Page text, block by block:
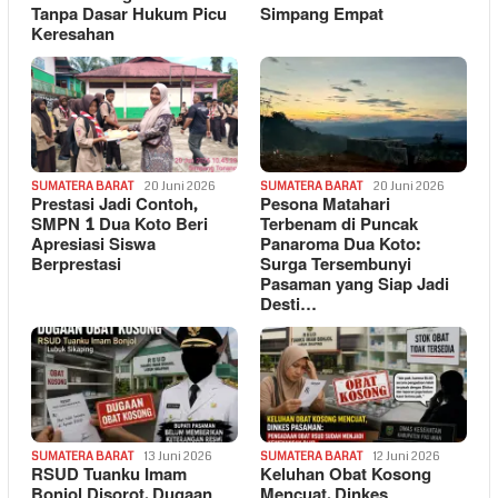
Tanpa Dasar Hukum Picu
Keresahan
Simpang Empat
SUMATERA BARAT 20 Juni 2026
Prestasi Jadi Contoh,
SMPN 1 Dua Koto Beri
Apresiasi Siswa
Berprestasi
SUMATERA BARAT 20 Juni 2026
Pesona Matahari
Terbenam di Puncak
Panaroma Dua Koto:
Surga Tersembunyi
Pasaman yang Siap Jadi
Desti…
SUMATERA BARAT 13 Juni 2026
RSUD Tuanku Imam
SUMATERA BARAT 12 Juni 2026
Keluhan Obat Kosong